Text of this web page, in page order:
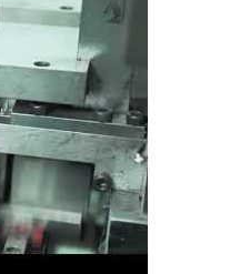
dan Perakitan TYU Auto